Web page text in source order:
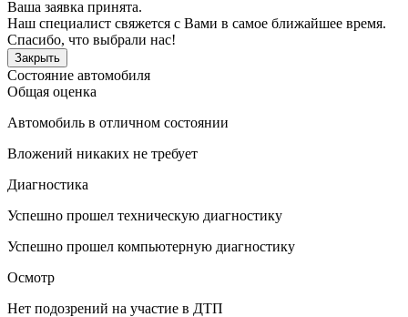
Ваша заявка принята.
Наш специалист свяжется с Вами в самое ближайшее время.
Спасибо, что выбрали нас!
Закрыть
Состояние автомобиля
Общая оценка
Автомобиль в отличном состоянии
Вложений никаких не требует
Диагностика
Успешно прошел техническую диагностику
Успешно прошел компьютерную диагностику
Осмотр
Нет подозрений на участие в ДТП